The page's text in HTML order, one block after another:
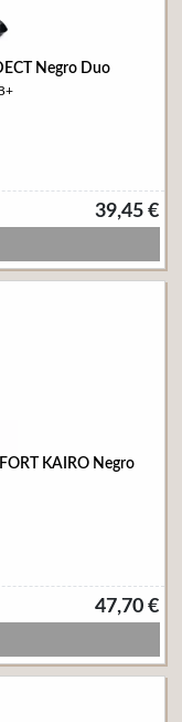
Negro Duo
39,45 €
KAIRO Negro
47,70 €